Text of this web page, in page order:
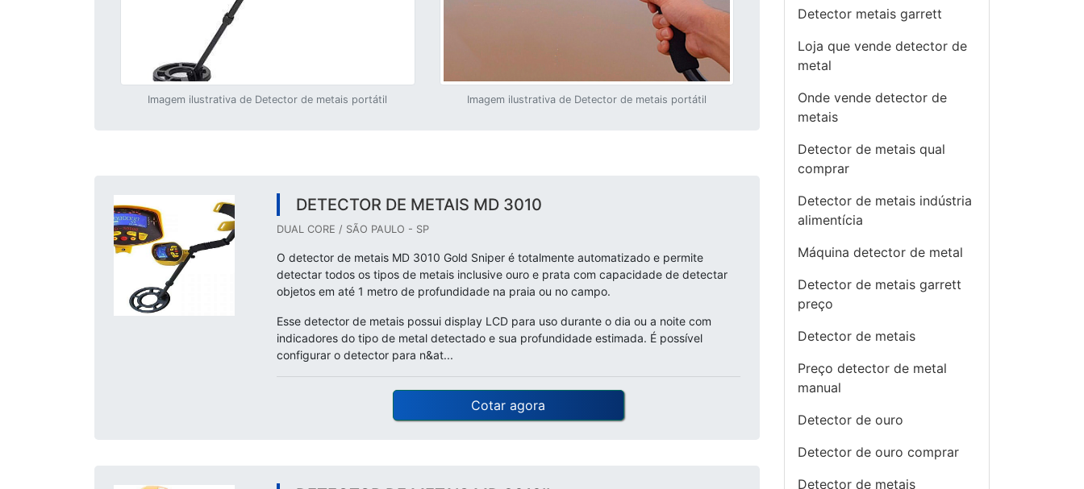
Imagem ilustrativa de Detector de metais portátil Imagem ilustrativa de Detector de metais portátil
DETECTOR DE METAIS MD 3010
DUAL CORE / SÃO PAULO - SP
O detector de metais MD 3010 Gold Sniper é totalmente automatizado e permite
detectar todos os tipos de metais inclusive ouro e prata com capacidade de detectar
objetos em até 1 metro de profundidade na praia ou no campo.
Esse detector de metais possui display LCD para uso durante o dia ou a noite com
indicadores do tipo de metal detectado e sua profundidade estimada. É possível
configurar o detector para n&at...
Cotar agora
Detector metais garrett
Loja que vende detector de
metal
Onde vende detector de
metais
Detector de metais qual
comprar
Detector de metais indústria
alimentícia
Máquina detector de metal
Detector de metais garrett
preço
Detector de metais
Preço detector de metal
manual
Detector de ouro
Detector de ouro comprar
Detector de metais